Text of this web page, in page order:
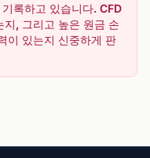
록하고 있습니다. CFD
, 그리고 높은 원금 손
이 있는지 신중하게 판